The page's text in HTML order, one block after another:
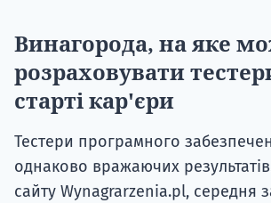
Винагорода, на яке
розраховувати
старті кар'єри
Тестери програмного
однаково вражаючих
сайту Wynagrarzenia.pl, середня